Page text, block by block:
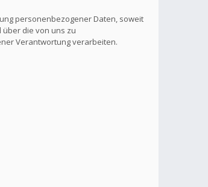
personenbezogener Daten, soweit
die von uns zu
Verantwortung verarbeiten.